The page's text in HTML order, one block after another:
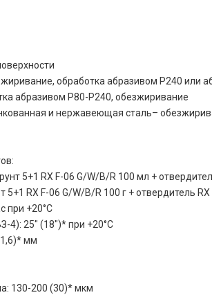
обработка абразивом Р240 или
абразивом Р80-P240, обезжиривание
и нержавеющая сталь–
5+1 RX F-06 G/W/B/R 100 мл +
5+1 RX F-06 G/W/B/R 100 г + отвердитель
при +20°С
4): 25" (18")* при +20°С
мм
130-200 (30)* мкм